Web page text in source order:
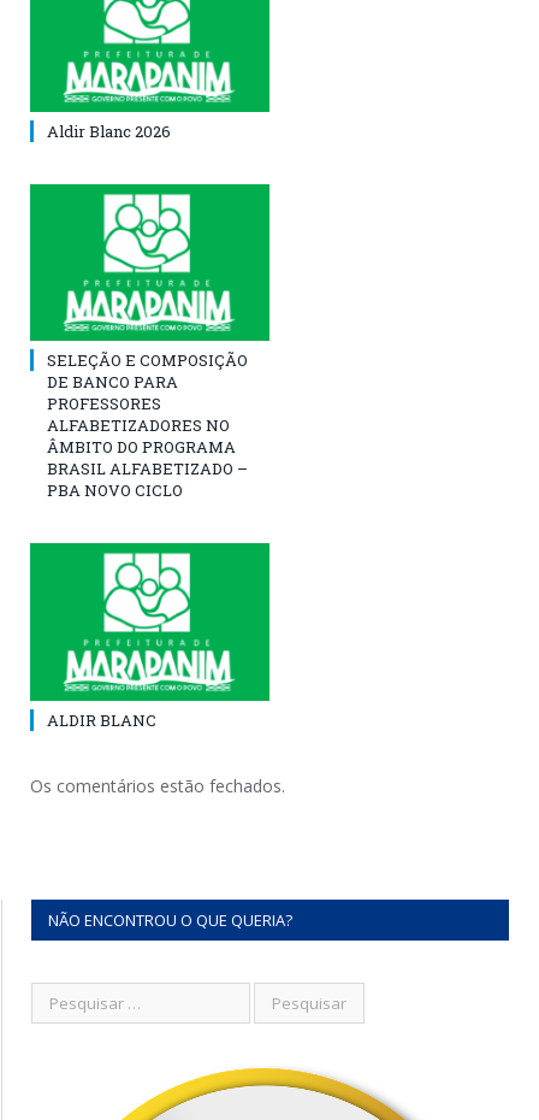
Aldir Blanc 2026
SELEÇÃO E COMPOSIÇÃO
DE BANCO PARA
PROFESSORES
ALFABETIZADORES NO
ÂMBITO DO PROGRAMA
BRASIL ALFABETIZADO –
PBA NOVO CICLO
ALDIR BLANC
Os comentários estão fechados.
NÃO ENCONTROU O QUE QUERIA?